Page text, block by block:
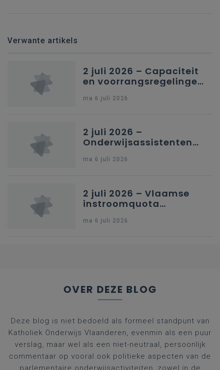
Verwante artikels
2 juli 2026 – Capaciteit
en voorrangsregelingen
secundair onderwijs in
ma 6 juli 2026
2 juli 2026 –
Onderwijsassistenten
kleuteronderwijs
ma 6 juli 2026
2 juli 2026 – Vlaamse
instroomquota
federale RIZIV-
ma 6 juli 2026
OVER DEZE BLOG
Deze blog is niet bedoeld als formeel standpunt van
Katholiek Onderwijs Vlaanderen, evenmin als een puur
verslag, maar wel als een niet-neutraal, persoonlijk
commentaar op vooral ook politieke aspecten van de
parlementaire onderwijsactiviteiten, zowel in de